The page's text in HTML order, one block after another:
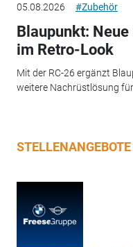
05.08.2026 #Zubehör
Blaupunkt:
im Retro-Look
Mit der RC-26 ergänzt
weitere Nachrüstlösung
STELLENANGEBOTE